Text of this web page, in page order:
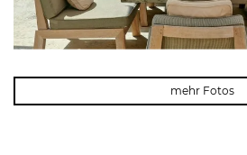
mehr Fotos